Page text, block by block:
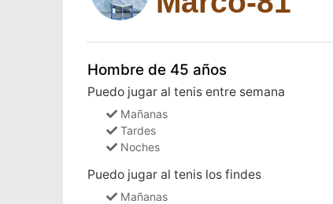
Hombre de 45 años
Puedo jugar al tenis entre semana
Mañanas
Tardes
Noches
Puedo jugar al tenis los findes
Mañanas